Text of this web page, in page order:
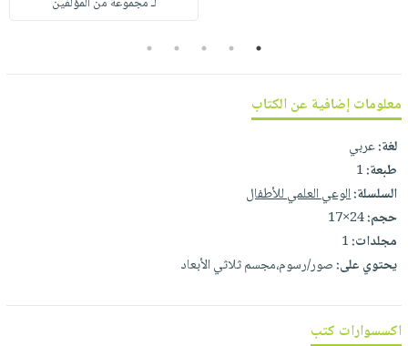
يتكرر
طرحها
خدمات
نيل
وفرات
انشر
كتابك
تواصل
معنا
نشرة
الإصدارات
1
2
3
4
5
معلومات إضافية عن الكتاب
لغة:عربي
طبعة:1
السلسلة:الوعي العلمي للأطفال
حجم:24×17
مجلدات:1
يحتوي على:صور/رسوم،مجسم ثلاثي الأبعاد
اكسسوارات كتب